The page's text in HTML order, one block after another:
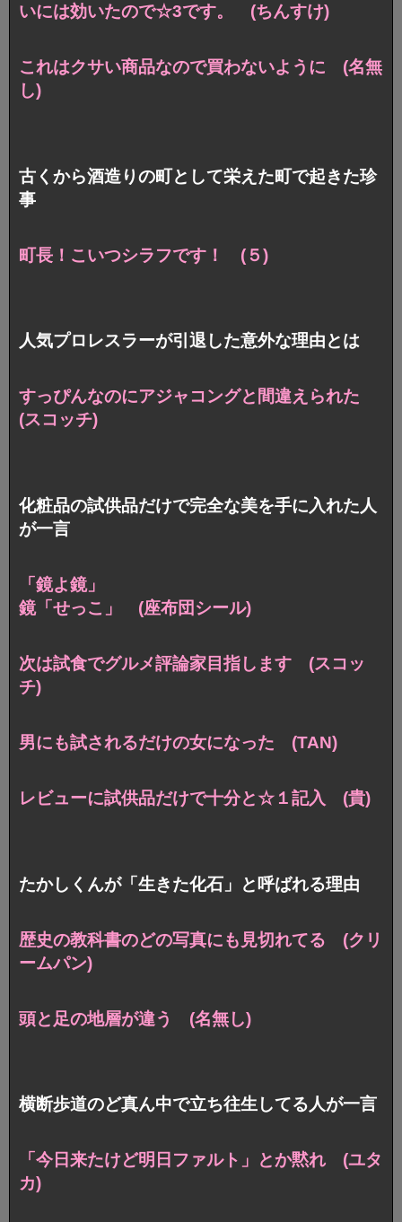
いには効いたので☆3です。 (ちんすけ)
これはクサい商品なので買わないように (名無
し)
古くから酒造りの町として栄えた町で起きた珍
事
町長！こいつシラフです！ (５)
人気プロレスラーが引退した意外な理由とは
すっぴんなのにアジャコングと間違えられた
(スコッチ)
化粧品の試供品だけで完全な美を手に入れた人
が一言
「鏡よ鏡」
鏡「せっこ」 (座布団シール)
次は試食でグルメ評論家目指します (スコッ
チ)
男にも試されるだけの女になった (TAN)
レビューに試供品だけで十分と☆１記入 (貴)
たかしくんが「生きた化石」と呼ばれる理由
歴史の教科書のどの写真にも見切れてる (クリ
ームパン)
頭と足の地層が違う (名無し)
横断歩道のど真ん中で立ち往生してる人が一言
「今日来たけど明日ファルト」とか黙れ (ユタ
カ)